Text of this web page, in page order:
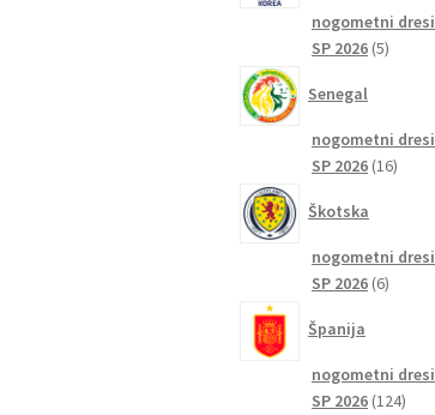
nogometni dresi
SP 2026 55
Senegal
nogometni dresi
SP 2026 1616
Škotska
nogometni dresi
SP 2026 66
Španija
nogometni dresi
SP 2026 124124